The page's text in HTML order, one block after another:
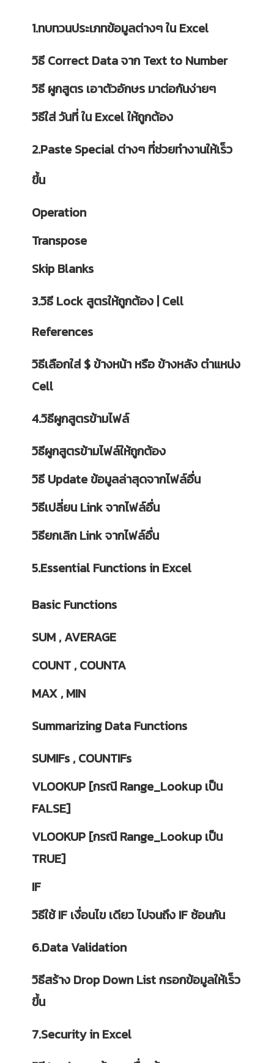
1.ทบทวนประเภทข้อมูลต่างๆ ใน Excel
วิธี Correct Data จาก Text to Number
วิธี ผูกสูตร เอาตัวอักษร มาต่อกันง่ายๆ
วิธีใส่ วันที่ ใน Excel ให้ถูกต้อง
2.Paste Special ต่างๆ ที่ช่วยทำงานให้เร็ว
ขึ้น
Operation
Transpose
Skip Blanks
3.วิธี Lock สูตรให้ถูกต้อง | Cell
References
วิธีเลือกใส่ $ ข้างหน้า หรือ ข้างหลัง ตำแหน่ง
Cell
4.วิธีผูกสูตรข้ามไฟล์
วิธีผูกสูตรข้ามไฟล์ให้ถูกต้อง
วิธี Update ข้อมูลล่าสุดจากไฟล์อื่น
วิธีเปลี่ยน Link จากไฟล์อื่น
วิธียกเลิก Link จากไฟล์อื่น
5.Essential Functions in Excel
Basic Functions
SUM , AVERAGE
COUNT , COUNTA
MAX , MIN
Summarizing Data Functions
SUMIFs , COUNTIFs
VLOOKUP [กรณี Range_Lookup เป็น
FALSE]
VLOOKUP [กรณี Range_Lookup เป็น
TRUE]
IF
วิธีใช้ IF เงื่อนไข เดียว ไปจนถึง IF ซ้อนกัน
6.Data Validation
วิธีสร้าง Drop Down List กรอกข้อมูลให้เร็ว
ขึ้น
7.Security in Excel